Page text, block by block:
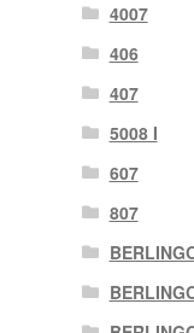
4007
406
407
5008 I
607
807